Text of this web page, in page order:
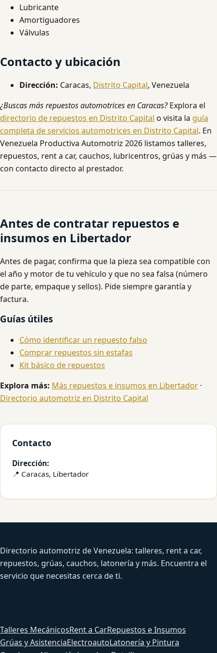
Lubricante
Amortiguadores
Válvulas
Contacto y ubicación
Dirección: Caracas, Distrito Capital, Venezuela
¿Buscas más repuestos automotrices en Caracas?Explora el
directorio de repuestos en Distrito Capital o visita la guía
completa de servicios automotrices en Distrito Capital. En
Venezuela Productiva Automotriz 2026 listamos talleres,
repuestos, rent a car, cauchos, lubricentros, grúas y más —
con contacto directo al prestador.
Antes de contratar repuestos e
insumos en Libertador
Antes de pagar, confirma que la pieza sea compatible con
el año y motor de tu vehículo y que no sea falsa (número
de parte, empaque y sellos). Pide siempre garantía y
factura.
Guías útiles
Cómo identificar un repuesto falso
Comprar repuestos sin estafas
Kit básico de repuestos
Explora más: Más repuestos e insumos en Libertador ·
Directorio automotriz en Distrito Capital
Contacto
Dirección:
📍 Caracas, Libertador
Directorio automotriz de Venezuela: talleres, rent a car,
repuestos, grúas, cauchos, latonería y más. Encuentra el
servicio que necesitas cerca de ti.
Talleres MecánicosRent a CarRepuestos e Insumos
Grúas y AsistenciaElectroautoLatonería y Pintura